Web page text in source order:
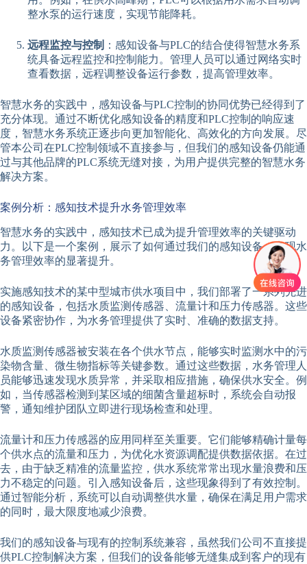
整水泵的运行速度，实现节能降耗。
远程监控与控制 ：感知设备与PLC的结合使得智慧水务系
统具备远程监控和控制能力。管理人员可以通过网络实时
查看数据，远程调整设备运行参数，提高管理效率。
智慧水务的实践中，感知设备与PLC控制的协同优势已经得到了
充分体现。通过不断优化感知设备的精度和PLC控制的响应速
度，智慧水务系统正逐步向更加智能化、高效化的方向发展。尽
管本公司在PLC控制领域不直接参与，但我们的感知设备仍能通
过与其他品牌的PLC系统无缝对接，为用户提供完整的智慧水务
解决方案。
案例分析：感知技术提升水务管理效率
智慧水务的实践中，感知技术已成为提升管理效率的关键驱动
力。以下是一个案例，展示了如何通过我们的感知设备，实现水
务管理效率的显著提升。
实施感知技术的某中型城市供水项目中，我们部署了一系列先进
的感知设备，包括水质监测传感器、流量计和压力传感器。这些
设备紧密协作，为水务管理提供了实时、准确的数据支持。
水质监测传感器被安装在各个供水节点，能够实时监测水中的污
染物含量、微生物指标等关键参数。通过这些数据，水务管理人
员能够迅速发现水质异常，并采取相应措施，确保供水安全。例
如，当传感器检测到某区域的细菌含量超标时，系统会自动报
警，通知维护团队立即进行现场检查和处理。
流量计和压力传感器的应用同样至关重要。它们能够精确计量每
个供水点的流量和压力，为优化水资源调配提供数据依据。在过
去，由于缺乏精准的流量监控，供水系统常常出现水量浪费和压
力不稳定的问题。引入感知设备后，这些现象得到了有效控制。
通过智能分析，系统可以自动调整供水量，确保在满足用户需求
的同时，最大限度地减少浪费。
我们的感知设备与现有的控制系统兼容，虽然我们公司不直接提
供PLC控制解决方案，但我们的设备能够无缝集成到客户的现有